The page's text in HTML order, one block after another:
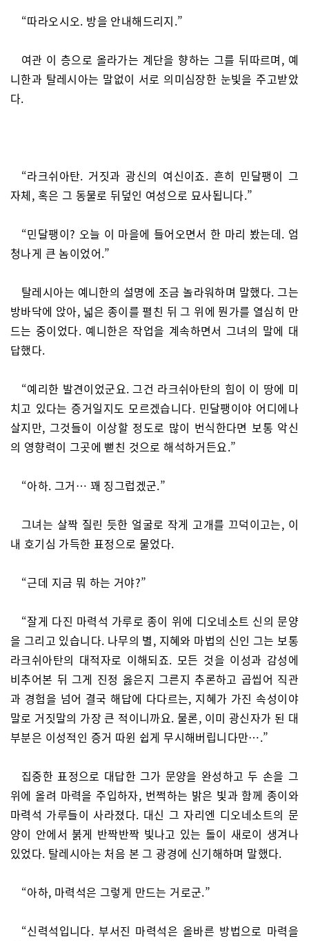
“따라오시오. 방을 안내해드리지.”
여관 이 층으로 올라가는 계단을 향하는 그를 뒤따르며, 예
니한과 탈레시아는 말없이 서로 의미심장한 눈빛을 주고받았
다.
“라크쉬아탄. 거짓과 광신의 여신이죠. 흔히 민달팽이 그
자체, 혹은 그 동물로 뒤덮인 여성으로 묘사됩니다.”
“민달팽이? 오늘 이 마을에 들어오면서 한 마리 봤는데. 엄
청나게 큰 놈이었어.”
탈레시아는 예니한의 설명에 조금 놀라워하며 말했다. 그는
방바닥에 앉아, 넓은 종이를 펼친 뒤 그 위에 뭔가를 열심히 만
드는 중이었다. 예니한은 작업을 계속하면서 그녀의 말에 대
답했다.
“예리한 발견이었군요. 그건 라크쉬아탄의 힘이 이 땅에 미
치고 있다는 증거일지도 모르겠습니다. 민달팽이야 어디에나
살지만, 그것들이 이상할 정도로 많이 번식한다면 보통 악신
의 영향력이 그곳에 뻗친 것으로 해석하거든요.”
“아하. 그거… 꽤 징그럽겠군.”
그녀는 살짝 질린 듯한 얼굴로 작게 고개를 끄덕이고는, 이
내 호기심 가득한 표정으로 물었다.
“근데 지금 뭐 하는 거야?”
“잘게 다진 마력석 가루로 종이 위에 디오네소트 신의 문양
을 그리고 있습니다. 나무의 별, 지혜와 마법의 신인 그는 보통
라크쉬아탄의 대적자로 이해되죠. 모든 것을 이성과 감성에
비추어본 뒤 그게 진정 옳은지 그른지 추론하고 곱씹어 직관
과 경험을 넘어 결국 해답에 다다르는, 지혜가 가진 속성이야
말로 거짓말의 가장 큰 적이니까요. 물론, 이미 광신자가 된 대
부분은 이성적인 증거 따윈 쉽게 무시해버립니다만….”
집중한 표정으로 대답한 그가 문양을 완성하고 두 손을 그
위에 올려 마력을 주입하자, 번쩍하는 밝은 빛과 함께 종이와
마력석 가루들이 사라졌다. 대신 그 자리엔 디오네소트의 문
양이 안에서 붉게 반짝반짝 빛나고 있는 돌이 새로이 생겨나
있었다. 탈레시아는 처음 본 그 광경에 신기해하며 말했다.
“아하, 마력석은 그렇게 만드는 거로군.”
“신력석입니다. 부서진 마력석은 올바른 방법으로 마력을